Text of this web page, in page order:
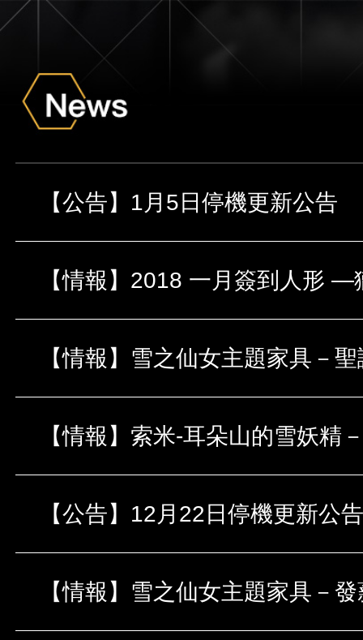
【公告】1月5日停機更新公告
【情報】2018 一月簽到人形 —
【情報】雪之仙女主題家具－
【情報】索米-耳朵山的雪妖精
【公告】12月22日停機更新公
【情報】雪之仙女主題家具－